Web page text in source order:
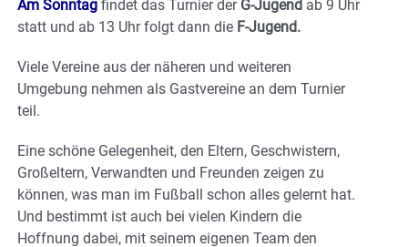
Am Sonntag findet das Turnier der G-Jugend ab 9 Uhr
statt und ab 13 Uhr folgt dann die F-Jugend.
Viele Vereine aus der näheren und weiteren
Umgebung nehmen als Gastvereine an dem Turnier
teil.
Eine schöne Gelegenheit, den Eltern, Geschwistern,
Großeltern, Verwandten und Freunden zeigen zu
können, was man im Fußball schon alles gelernt hat.
Und bestimmt ist auch bei vielen Kindern die
Hoffnung dabei, mit seinem eigenen Team den